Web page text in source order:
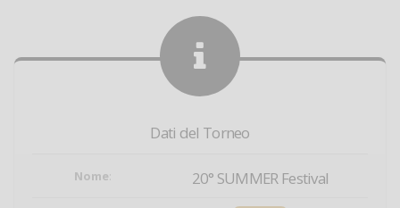
Dati del Torneo
Nome: 20° SUMMER Festival